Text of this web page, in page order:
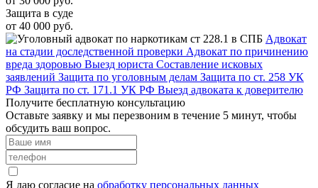
Защита в суде
от 40 000 руб.
Адвокат
на стадии доследственной проверки Адвокат по причинению
вреда здоровью Выезд юриста Составление исковых
заявлений Защита по уголовным делам Защита по ст. 258 УК
РФ Защита по ст. 171.1 УК РФ Выезд адвоката к доверителю
Получите бесплатную консультацию
Оставьте заявку и мы перезвоним в течение 5 минут, чтобы
обсудить ваш вопрос.
Я даю согласие на обработку персональных данных